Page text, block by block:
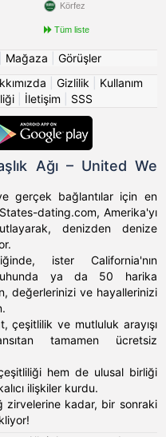
Körfez
Tüm liste
Mağaza
Görüşler
Gizlilik
Kullanım
| İletişim SSS
Ağı – United We
gerçek bağlantılar için en
dating.com, Amerika'yı
denizden denize
ister California'nın
ya da 50 harika
değerlerinizi ve hayallerinizi
çeşitlilik ve mutluluk arayışı
tamamen ücretsiz
hem de ulusal birliği
ilişkiler kurdu.
zirvelerine kadar, bir sonraki